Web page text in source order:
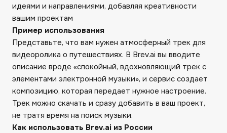
идеями и направлениями, добавляя креативности
вашим проектам
Пример использования
Представьте, что вам нужен атмосферный трек для
видеоролика о путешествиях. В Brev.ai вы вводите
описание вроде «спокойный, вдохновляющий трек с
элементами электронной музыки», и сервис создает
композицию, которая передает нужное настроение.
Трек можно скачать и сразу добавить в ваш проект,
не тратя время на поиск музыки.
Как использовать Brev.ai из России